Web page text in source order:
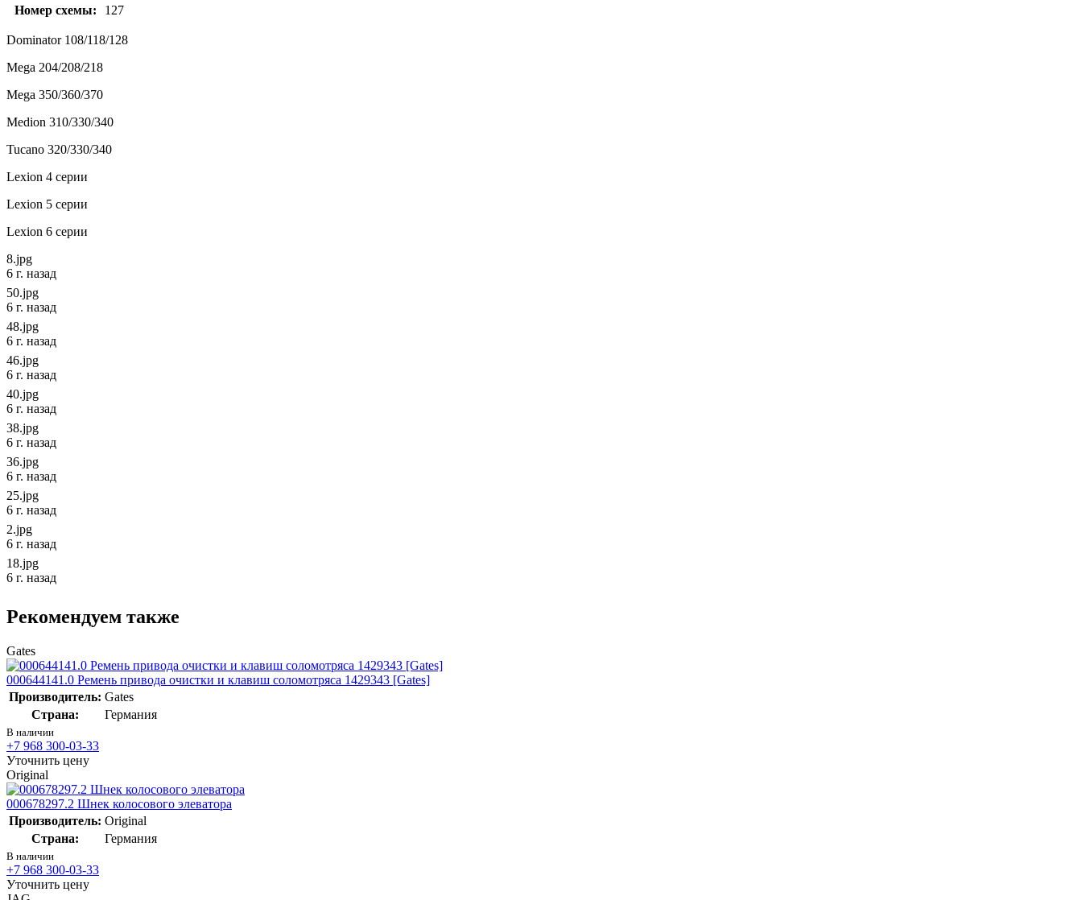
Номер схемы:
127
Dominator 108/118/128
Mega 204/208/218
Mega 350/360/370
Medion 310/330/340
Tucano 320/330/340
Lexion 4 серии
Lexion 5 серии
Lexion 6 серии
8.jpg
6 г. назад
50.jpg
6 г. назад
48.jpg
6 г. назад
46.jpg
6 г. назад
40.jpg
6 г. назад
38.jpg
6 г. назад
36.jpg
6 г. назад
25.jpg
6 г. назад
2.jpg
6 г. назад
18.jpg
6 г. назад
Рекомендуем также
Gates
000644141.0 Ремень привода очистки и клавиш соломотряса 1429343 [Gates]
Производитель: Gates
Страна:
Германия
В наличии
+7 968 300-03-33
Уточнить цену
Original
000678297.2 Шнек колосового элеватора
Производитель: Original
Страна:
Германия
В наличии
+7 968 300-03-33
Уточнить цену